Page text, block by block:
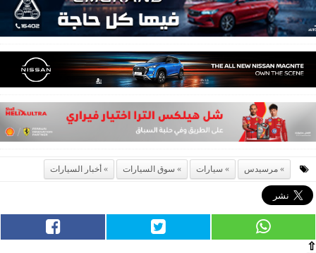
مرسيدس سيارات سوق السيارات أخبار السيارات
⇧